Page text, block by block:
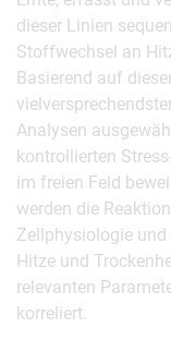
dieser Linien
Stoffwechsel an
Basierend auf
Analysen
kontrollierten
im freien Feld
werden die
Zellphysiologie und
Hitze und
relevanten
korreliert.